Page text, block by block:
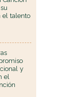
el talento
y
el